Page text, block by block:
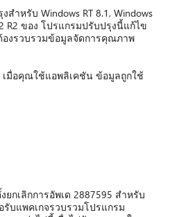
ำหรับ Windows RT 8.1, Windows
R2 ของ โปรแกรมปรับปรุงนี้แก้ไข
องรวบรวมข้อมูลจัดการคุณภาพ
เมื่อคุณใช้แอพลิเคชัน ข้อมูลถูกใช้
กเลิกการอัพเด 2887595 สำหรับ
รับแพคเกจรวบรวมโปรแกรม